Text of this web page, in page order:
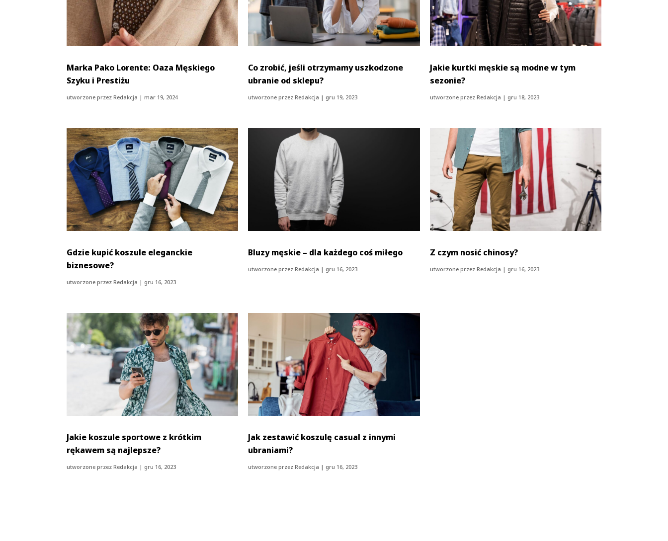
Marka Pako Lorente: Oaza Męskiego
Szyku i Prestiżu
utworzone przezRedakcja |mar 19, 2024
Co zrobić, jeśli otrzymamy uszkodzone
ubranie od sklepu?
utworzone przezRedakcja | gru 19, 2023
Jakie kurtki męskie są modne w tym
sezonie?
utworzone przez Redakcja | gru 18, 2023
Gdzie kupić koszule eleganckie
biznesowe?
utworzone przezRedakcja | gru 16, 2023
Bluzy męskie – dla każdego coś miłego
utworzone przezRedakcja | gru 16, 2023
Z czym nosić chinosy?
utworzone przez Redakcja | gru 16, 2023
Jakie koszule sportowe z krótkim
rękawem są najlepsze?
utworzone przezRedakcja | gru 16, 2023
Jak zestawić koszulę casual z innymi
ubraniami?
utworzone przezRedakcja | gru 16, 2023